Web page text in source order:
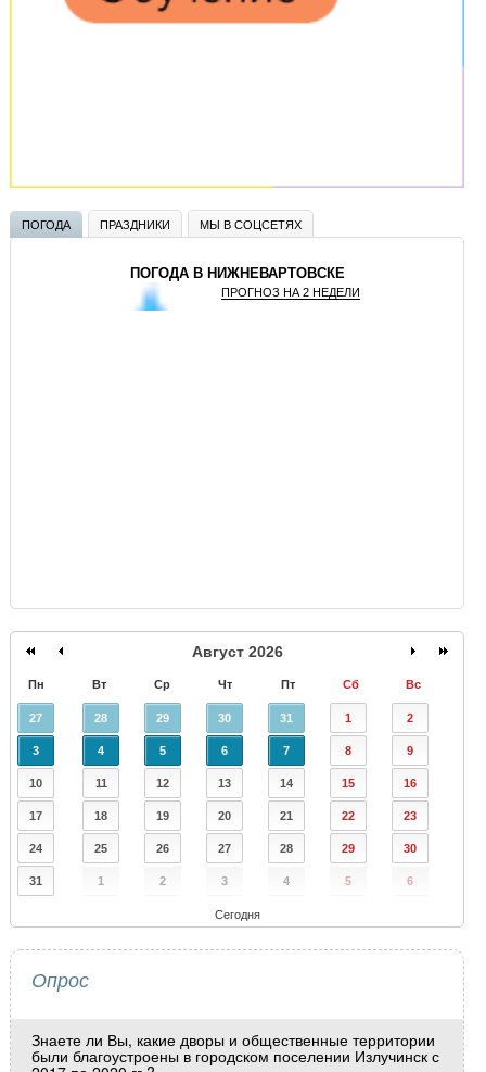
ПОГОДА ПРАЗДНИКИ МЫ В СОЦСЕТЯХ
ПОГОДА В НИЖНЕВАРТОВСКЕ
ПРОГНОЗ НА 2 НЕДЕЛИ
Август 2026
Пн Вт Ср Чт Пт Сб Вс
27 28 29 30 31 1 2
3 4 5 6 7 8 9
10 11 12 13 14 15 16
17 18 19 20 21 22 23
24 25 26 27 28 29 30
31 1 2 3 4 5 6
Сегодня
Опрос
Знаете ли Вы, какие дворы и общественные территории
были благоустроены в городском поселении Излучинск с